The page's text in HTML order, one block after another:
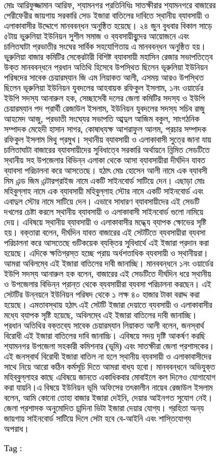
মোঃ আরিফুজ্জামান আরিফ, শ্যামনগর প্রতিনিধিঃ সাতক্ষীরার শ্যামনগরে বাজারের
পেরীফেরীর জায়গায় সরকারি সেড ইজারা বাতিলের দাবিতে স্থানীয় ব্যাবসায়ী ও
এলাকাবাসীর উদ্দোগে মানববন্ধন অনুষ্ঠিত হয়েছে। ২৪ জুন বুধবার বিকাল সাড়ে
৫টায় ভুরুলিয়া ইউনিয়ন সুশীল সমাজ ও ব্যবসায়ীবৃন্দের আয়োজনে এবং
চালিতঘাটা প্রভাতীর সংঘের সার্বিক সহযোগিতায় এ মানববন্ধন অনুষ্ঠিত হয়।
ভুরুলিয়া বাজার কমিটির সেক্রেটারী বিশিষ্ট ব্যাবসায়ী মহাসিন রেজার সভাপতিত্বে
উক্ত মানববন্ধনে প্রধান অতিথি হিসেবে উপস্থিত ছিলেন ভূরুলিয়া ইউনিয়ন
পরিষদের সাবেক চেয়ারম্যান জি এম লিয়াকত আলী, এসময় আরও উপস্থিত
ছিলেন ভূরুলিয়া ইউনিয়ন যুবদলের আহবায়ক রফিকুল ইসলাম, ১নং ওয়ার্ডের
ইউপি সদস্য আনারুল হক, সেচ্ছাসেবী দলের জেলা কমিটির সদস্য ও ইউপি
চেয়ারম্যান পদ প্রার্থী রেজাউল ইসলাম, ইউনিয়ন যুবদলের সদস্য সচিব রাজু
আহমেদ আজু, প্রভাতী সংঘ্যের সভাপতি আব্দুল আজিম বকুল, সাংগঠনিক
সম্পাদক মেহেদী হাসান সাগর, কোষাধ্যক্ষ আশরাফুল আলম, প্রচার সম্পাদক
রফিকুল ইসলাম মিথু প্রমুখ। স্থানীয় ব্যাবসায়ী ও এলাকাবাসী সুত্রে জানা যায়
চালিতাঘাটা বাজারের ব্যাবসায়ীদের সুবিধাত্বে সরকারি অর্থায়নে নিন্মিত সেডটিতে
স্থানীয় সহ উপজেলার বিভিন্ন এলাকা থেকে আসা ব্যাবসায়ীরা দীর্ঘদিন যাবত
ব্যাবসা পরিচালনা করে আসতেছে। হঠাৎ মোঃ হোসেন আলী নামে এক ব্যাবসী
মিম এন্ড জিম এন্টারপ্রাইজ নামে একটি সাইনবোর্ড সাটিয়ে দেন। এছাড়া মোঃ
মহিবুল্লাহ নামে এক ব্যাবসায়ী মহিবুল্লাহ স্টোর নামে একটি সাইনবোর্ড এবং
এবাদুল স্টোর নামে সাটিয়ে দেন। এভাবে সাধারণ ব্যাবসায়ীদের এই সেডটি
দখলের চেষ্টা করলে স্থানীয় ব্যাবসায়ী ও এলাকাবাসী সাইনবোর্ড গুলো নামিয়ে
দেয়। এবিষয়ে স্থানীয় ব্যাবসায়ী ও এলাকাবাসীর মদ্ধ্যে ব্যাপক ক্ষোভের সৃষ্টি
হয়। বক্তারা বলেন, দীর্ঘদিন যাবত বাজারের এই সেটটিতে ব্যবসায়ীরা ব্যবসা
পরিচালনা করে আসতেছে গুটিকয়েক ব্যক্তির সুবিধার্থে এই ইজারা প্রদান করা
হয়েছে। এদিকে ক্ষতিগ্রস্ত হচ্ছে প্রায় অর্ধশতাধিক ব্যবসায়ী ও স্থানীয়রা।
আমরা অবিলম্বে এই ইজারা বাতিলের দাবী জানাচ্ছি। মানববন্ধনে ১নং ওয়ার্ডের
ইউপি সদস্য আনারুল হক বলেন, বাজারের এই সেডটিতে দীর্ঘদিন ধরে স্থানীয়
ও উপজেলার বিভিন্ন প্রান্ত থেকে ব্যবসায়ীরা ব্যবসা পরিচালনা করছেন। এই
সেটটির উন্নয়নে ইউনিয়ন পরিষদ থেকে ১ লক্ষ ৪০ হাজার টাকা বরাদ্দ করা
হয়েছে। এমতাবস্থায় হঠাৎ এই সেটটি ইজারা দেয়াতে ব্যবসায়ী ও এলাকাবাসীর
মধ্যে ব্যাপক সৃষ্টি হয়েছে, অবিলম্বে এই ইজারা বাতিলের দাবী জানাচ্ছি।
প্রধান অতিথির বক্তব্যে সাবেক চেয়ারম্যান লিয়াকত আলী বলেন, জনস্বার্থ
বিরোধী এই ইজারা বাতিলের দাবি জানাচ্চি। এবিষয়ে সদয় দৃষ্টি আকর্ষণ করছি
শ্যামনগর উপজেলা সহকারী কমিশনার (ভূমি) এবং সাতক্ষীরা জেলা প্রশাসকের।
এই জনস্বার্থ বিরোধী ইজারা বাতিল না হলে স্থানীয় ব্যবসায়ী ও এলাকাবাসীদের
সাথে নিয়ে আরো কঠিন কর্মসূচি দিতে আমরা বাধ্য হবো। মানববন্ধনে অভিযুক্ত
মহিব্বুল্লাহর কাছে এবিষয়ে জানতে একাধিকবার মোবাইলে কল দিলেও যোগাযোগ
করা যায়নি।এ বিষয়ে ইউনিয়ন ভূমি অফিসের তৎকালীন নায়েব রেজাউল ইসলাম
বলেন, আমি কোনো তোহা বাজার ইজারা দেইনি, দেয়ার আইনগত সুযোগ নেই।
জেলা প্রশাসক অনুমোদিত চান্দিনা ভিটা ইজারা দেয়ার যোগ্য। গ্রহিতা অন্য
জায়গায় সাইনবোর্ড সাটিয়ে দিলে সেটা হবে বে-আইনি এবং শাস্তিযোগ্য
অপরাধ।
Tag :